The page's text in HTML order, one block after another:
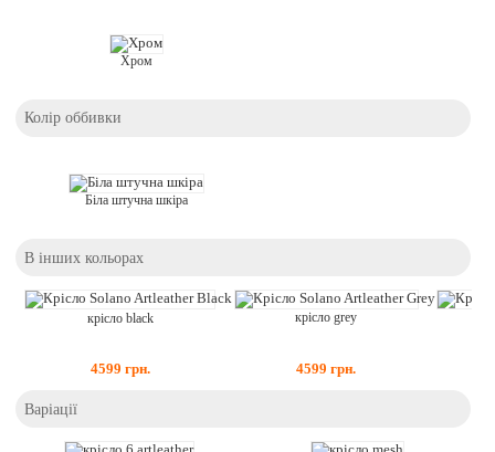
Хром
Колір оббивки
Біла штучна шкіра
В інших кольорах
крісло black
4599 грн.
крісло grey
4599 грн.
Варіації